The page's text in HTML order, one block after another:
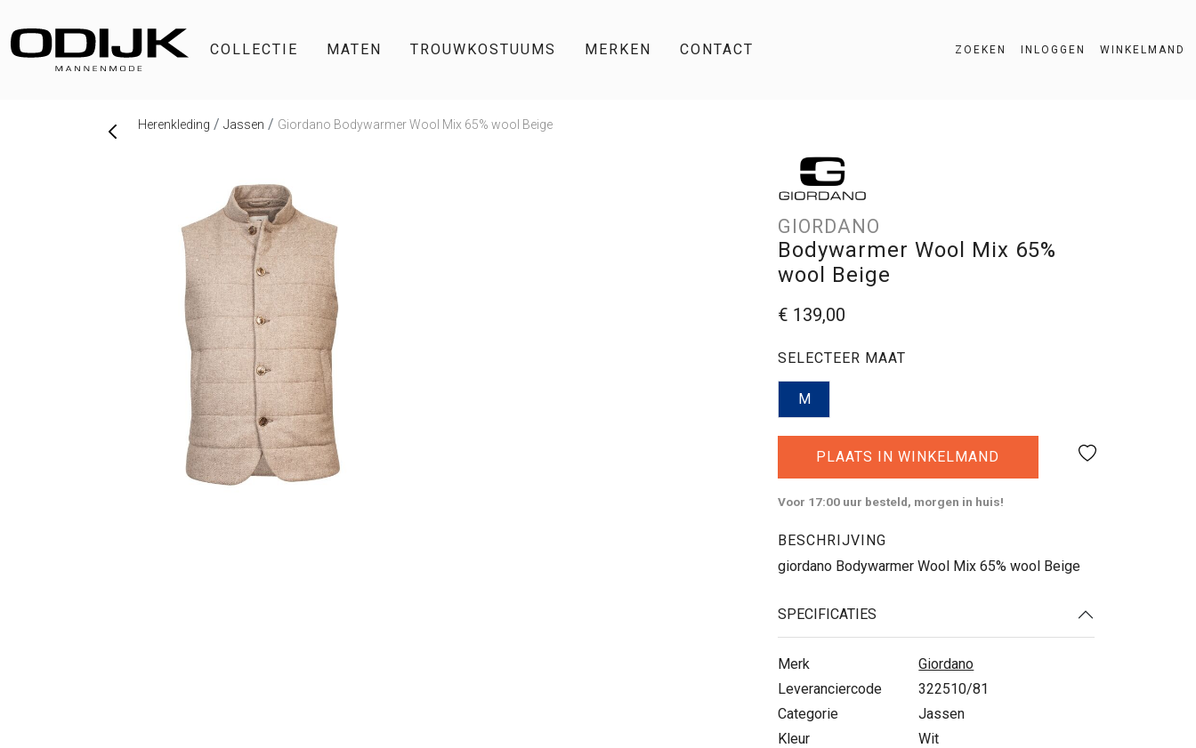
COLLECTIE MATEN TROUWKOSTUUMS MERKEN CONTACT ZOEKEN INLOGGEN WINKELMAND
Herenkleding Jassen Giordano Bodywarmer Wool Mix 65% wool Beige
GIORDANO
Bodywarmer Wool Mix 65%
wool Beige
€ 139,00
SELECTEER MAAT
M
PLAATS IN WINKELMAND
Voor 17:00 uur besteld, morgen in huis!
BESCHRIJVING
giordano Bodywarmer Wool Mix 65% wool Beige
SPECIFICATIES
Merk
Giordano
Leveranciercode
322510/81
Categorie
Jassen
Kleur
Wit